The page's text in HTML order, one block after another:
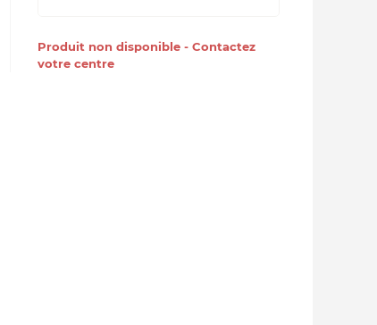
Produit non disponible - Contactez
votre centre